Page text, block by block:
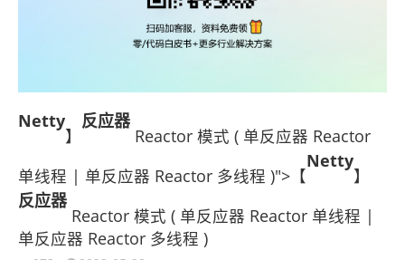
Netty
】
反应器
Reactor 模式 ( 单反应器 Reactor
单线程 | 单反应器 Reactor 多线程 )">【
Netty
】
反应器
Reactor 模式 ( 单反应器 Reactor 单线程 |
单反应器 Reactor 多线程 )